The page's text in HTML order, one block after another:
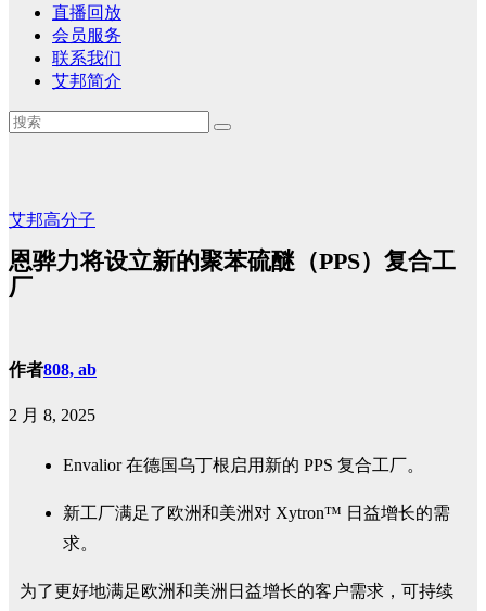
直播回放
会员服务
联系我们
艾邦简介
艾邦高分子
恩骅力将设立新的聚苯硫醚（PPS）复合工
厂
作者808, ab
2 月 8, 2025
Envalior 在德国乌丁根启用新的 PPS 复合工厂。
新工厂满足了欧洲和美洲对 Xytron™ 日益增长的需
求。
为了更好地满足欧洲和美洲日益增长的客户需求，可持续